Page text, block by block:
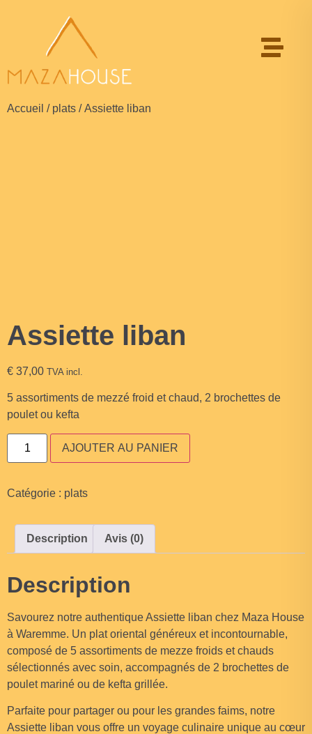
Accueil / plats / Assiette liban
Assiette liban
€ 37,00 TVA incl.
5 assortiments de mezzé froid et chaud, 2 brochettes de
poulet ou kefta
AJOUTER AU PANIER
Catégorie : plats
Description Avis (0)
Description
Savourez notre authentique Assiette liban chez Maza House
à Waremme. Un plat oriental généreux et incontournable,
composé de 5 assortiments de mezze froids et chauds
sélectionnés avec soin, accompagnés de 2 brochettes de
poulet mariné ou de kefta grillée.
Parfaite pour partager ou pour les grandes faims, notre
Assiette liban vous offre un voyage culinaire unique au cœur